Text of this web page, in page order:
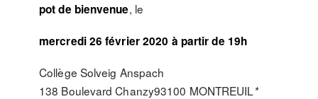
pot de bienvenue, le
mercredi 26 février 2020 à partir de 19h
Collège Solveig Anspach
138 Boulevard Chanzy93100 MONTREUIL*